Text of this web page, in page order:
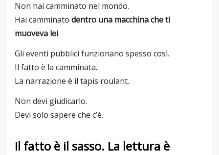
Non hai camminato nel mondo.
Hai camminato dentro una macchina che ti
muoveva lei.
Gli eventi pubblici funzionano spesso così.
Il fatto è la camminata.
La narrazione è il tapis roulant.
Non devi giudicarlo.
Devi solo sapere che c’è.
Il fatto è il sasso. La lettura è